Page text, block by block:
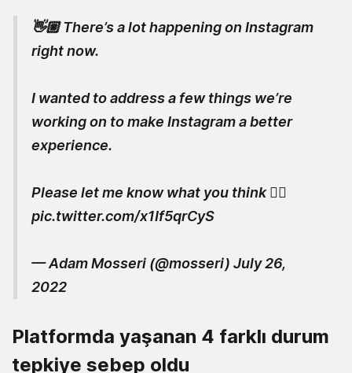
👋🏼 There’s a lot happening on Instagram
right now.
I wanted to address a few things we’re
working on to make Instagram a better
experience.
Please let me know what you think 👇🏼
pic.twitter.com/x1If5qrCyS
— Adam Mosseri (@mosseri) July 26,
2022
Platformda yaşanan 4 farklı durum
tepkiye sebep oldu